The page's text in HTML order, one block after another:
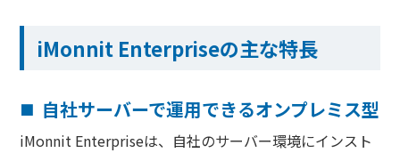
iMonnit Enterpriseの主な特長
自社サーバーで運用できるオンプレミス型
iMonnit Enterpriseは、自社のサーバー環境にインスト